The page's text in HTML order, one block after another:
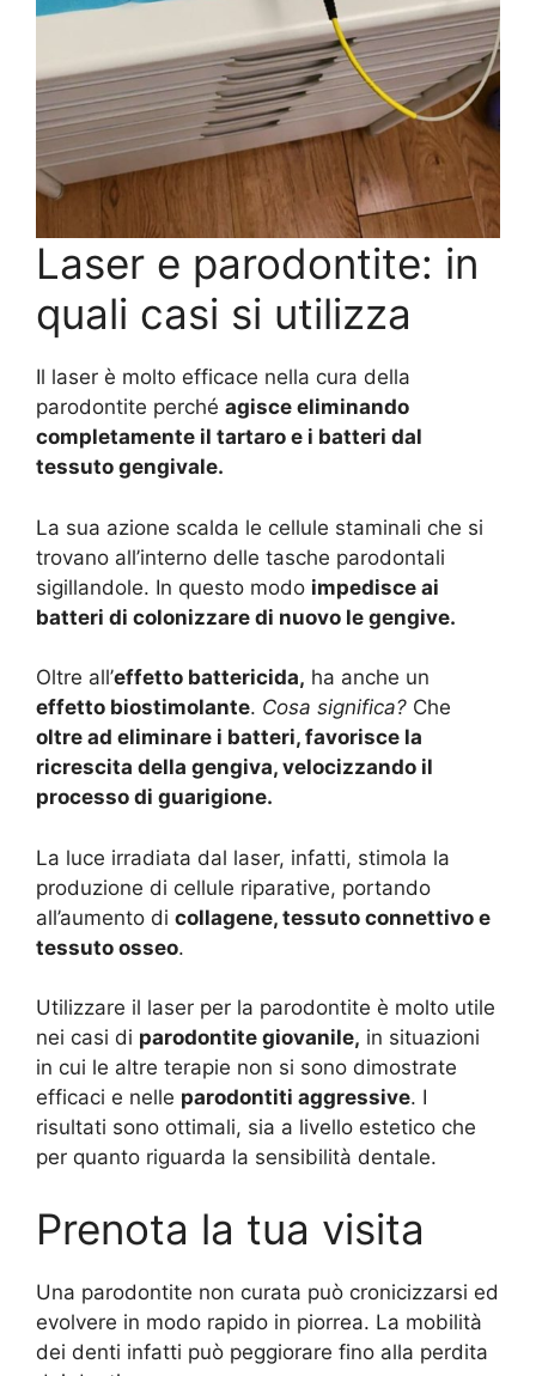
Laser e parodontite: in
quali casi si utilizza
Il laser è molto efficace nella cura della
parodontite perché agisce eliminando
completamente il tartaro e i batteri dal
tessuto gengivale.
La sua azione scalda le cellule staminali che si
trovano all’interno delle tasche parodontali
sigillandole. In questo modo impedisce ai
batteri di colonizzare di nuovo le gengive.
Oltre all’effetto battericida, ha anche un
effetto biostimolante. Cosa significa? Che
oltre ad eliminare i batteri, favorisce la
ricrescita della gengiva, velocizzando il
processo di guarigione.
La luce irradiata dal laser, infatti, stimola la
produzione di cellule riparative, portando
all’aumento di collagene, tessuto connettivo e
tessuto osseo.
Utilizzare il laser per la parodontite è molto utile
nei casi di parodontite giovanile, in situazioni
in cui le altre terapie non si sono dimostrate
efficaci e nelle parodontiti aggressive. I
risultati sono ottimali, sia a livello estetico che
per quanto riguarda la sensibilità dentale.
Prenota la tua visita
Una parodontite non curata può cronicizzarsi ed
evolvere in modo rapido in piorrea. La mobilità
dei denti infatti può peggiorare fino alla perdita